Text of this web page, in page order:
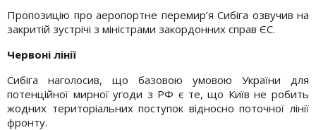
Пропозицію про аеропортне перемир’я Сибіга озвучив на
закритій зустрічі з міністрами закордонних справ ЄС.
Червоні лінії
Сибіга наголосив, що базовою умовою України для
потенційної мирної угоди з РФ є те, що Київ не робить
жодних територіальних поступок відносно поточної лінії
фронту.